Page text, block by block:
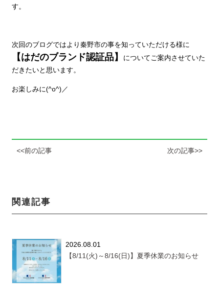
す。
次回のブログではより秦野市の事を知っていただける様に
【はだのブランド認証品】
についてご案内させていた
だきたいと思います。
お楽しみに(^o^)／
<<前の記事 次の記事>>
関連記事
2026.08.01
【8/11(火)～8/16(日)】夏季休業のお知らせ